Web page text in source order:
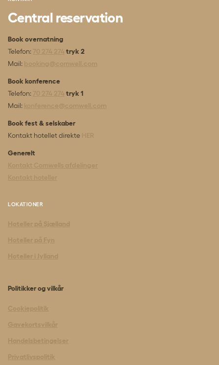
Central reservation
Book overnatning
Telefon:
tryk 2
Mail:
Book konference
Telefon:
tryk 1
Mail:
Book fest & selskaber
Kontakt hotellet direkte
Generelt
LOKATIONER
Politikker og vilkår